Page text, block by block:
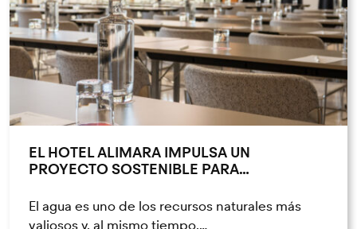
EL HOTEL ALIMARA IMPULSA UN
PROYECTO SOSTENIBLE PARA…
El agua es uno de los recursos naturales más
valiosos y, al mismo tiempo,…